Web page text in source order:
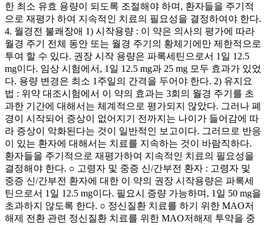
한 최소 유효 용량이 되도록 조절해야 하며, 환자들을 주기적
으로 재평가 하여 지속적인 치료의 필요성을 결정하여야 한다.
4. 월경전 불쾌장애 1) 시작용량 : 이 약은 의사의 평가에 따라
월경 주기 전체 동안 또는 월경 주기의 황체기에만 제한적으로
투여 할 수 있다. 권장 시작 용량은 파록세틴으로서 1일 12.5
mg이다. 임상 시험에서, 1일 12.5 mg과 25 mg 모두 효과가 있었
다. 용량 변경은 최소 1주일의 간격을 두어야 한다. 2) 유지요
법 : 위약 대조시험에서 이 약의 효과는 3회의 월경 주기를 초
과한 기간에 대해서는 체계적으로 평가되지 않았다. 그러나 폐
경이 시작되어 증상이 없어지기 전까지는 나이가 들어감에 따
라 증상이 악화된다는 것이 일반적인 보고이다. 그러므로 반응
이 있는 환자에 대해서는 치료를 지속하는 것이 바람직하다.
환자들을 주기적으로 재평가하여 지속적인 치료의 필요성을
결정해야 한다. ○ 고령자 및 중증 신/간부전 환자 : 고령자 및
중증 신/간부전 환자에 대한 이 약의 권장 시작용량은 파록세
틴으로서 1일 12.5 mg이다. 필요시 증량 가능하며, 1일 50 mg을
초과하지 않도록 한다. ○ 정신질환 치료를 하기 위한 MAO저
해제 전환 관련 정신질환 치료를 위한 MAO저해제 투약을 중